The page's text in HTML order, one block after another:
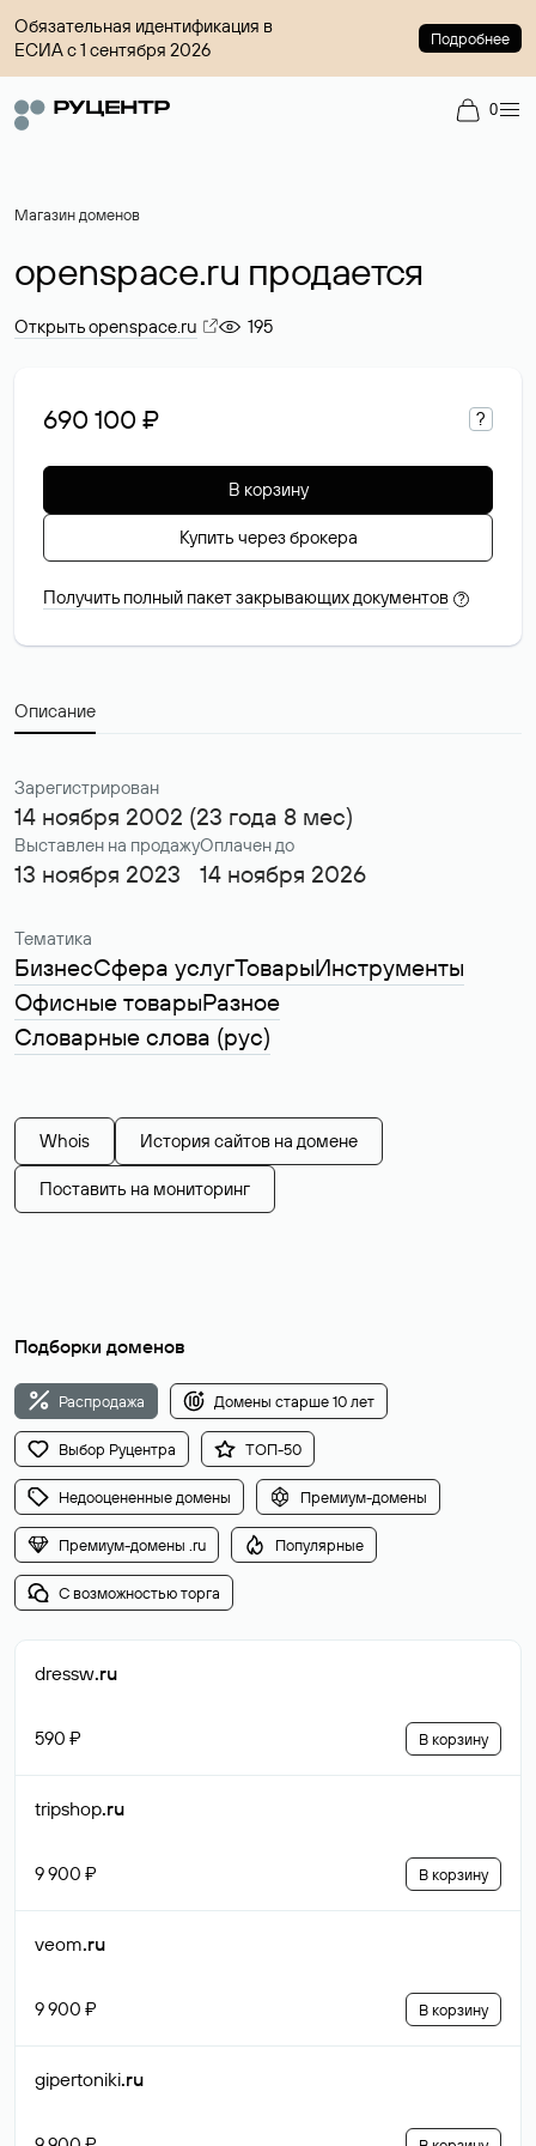
Обязательная идентификация в
ЕСИА с 1 сентября 2026
Подробнее
0
Магазин доменов
openspace.ru продается
Открыть openspace.ru 195
690 100 ₽ ?
В корзину
Купить через брокера
Получить полный пакет закрывающих документов ?
Описание
Зарегистрирован
14 ноября 2002 (23 года 8 мес)
Выставлен на продажу
13 ноября 2023
Оплачен до
14 ноября 2026
Тематика
БизнесСфера услугТоварыИнструменты
Офисные товарыРазное
Словарные слова (рус)
Whois История сайтов на домене
Поставить на мониторинг
Подборки доменов
Распродажа Домены старше 10 лет
Выбор Руцентра ТОП-50
Недооцененные домены Премиум-домены
Премиум-домены .ru Популярные
С возможностью торга
dressw.ru
590 ₽ В корзину
tripshop.ru
9 900 ₽ В корзину
veom.ru
9 900 ₽ В корзину
gipertoniki.ru